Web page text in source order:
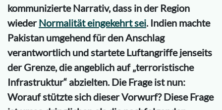
kommunizierte Narrativ, dass in der Region
wiederNormalität eingekehrt sei. Indien machte
Pakistan umgehend für den Anschlag
verantwortlich und startete Luftangriffe jenseits
der Grenze, die angeblich auf „terroristische
Infrastruktur“ abzielten. Die Frage ist nun:
Worauf stützte sich dieser Vorwurf? Diese Frage